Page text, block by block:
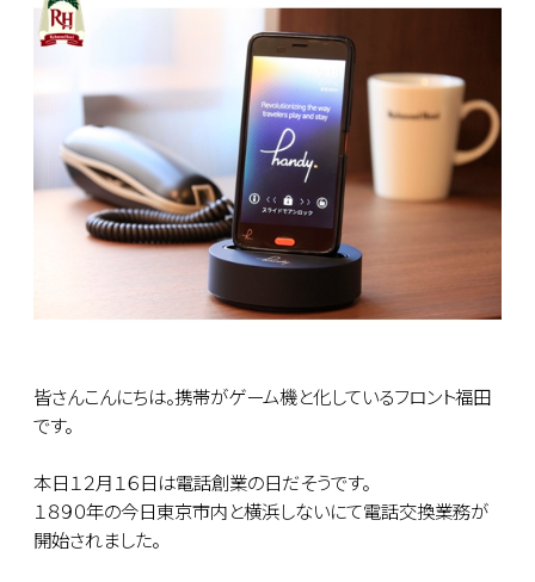
皆さんこんにちは。携帯がゲーム機と化しているフロント福田
です。
本日１２月１６日は電話創業の日だそうです。
１８９０年の今日東京市内と横浜しないにて電話交換業務が
開始されました。